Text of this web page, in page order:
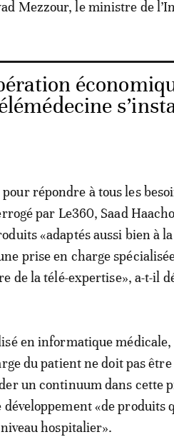
Mezzour, le ministre de
répondre à tous les
par Le360, Saad
«adaptés aussi bien à
prise en charge
de la télé-expertise», a-t-il
en informatique
du patient ne doit pas
un continuum dans cette
«de produits
hospitalier».